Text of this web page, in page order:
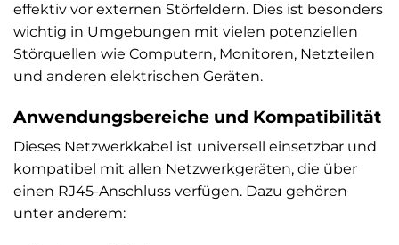
effektiv vor externen Störfeldern. Dies ist besonders
wichtig in Umgebungen mit vielen potenziellen
Störquellen wie Computern, Monitoren, Netzteilen
und anderen elektrischen Geräten.
Anwendungsbereiche und Kompatibilität
Dieses Netzwerkkabel ist universell einsetzbar und
kompatibel mit allen Netzwerkgeräten, die über
einen RJ45-Anschluss verfügen. Dazu gehören
unter anderem: